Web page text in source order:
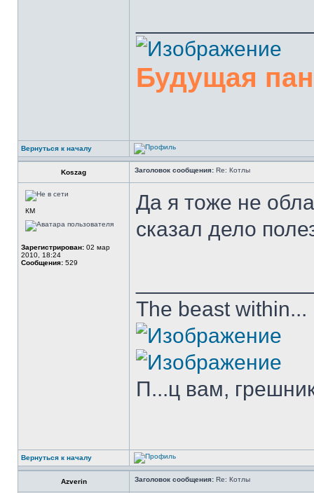
Будущая
Вернуться к началу
Koszag Заголовок сообщения: Re: Котлы
КМ
Зарегистрирован: 02 мар
2010, 18:24
Сообщения: 529
Да я тоже не
сказал дело
The beast within...
П...ц вам,
Вернуться к началу
Azverin Заголовок сообщения: Re: Котлы